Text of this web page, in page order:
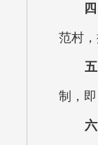
范村
制，
六